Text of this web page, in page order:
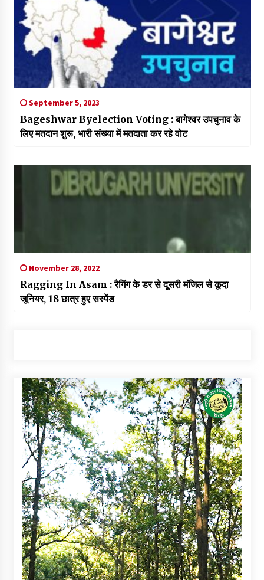
September 5, 2023
Bageshwar Byelection Voting : बागेश्वर उपचुनाव के
लिए मतदान शुरू, भारी संख्या में मतदाता कर रहे वोट
November 28, 2022
Ragging In Asam : रैगिंग के डर से दूसरी मंजिल से कूदा
जूनियर, 18 छात्र हुए सस्पेंड